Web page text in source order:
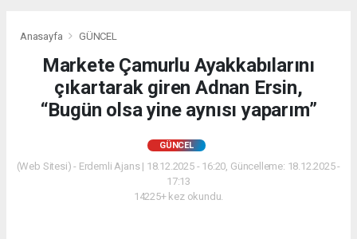
Anasayfa GÜNCEL
Markete Çamurlu Ayakkabılarını
çıkartarak giren Adnan Ersin,
“Bugün olsa yine aynısı yaparım”
GÜNCEL
(Web Sitesi) - Erdemli Ajans | 18.12.2025 - 16:20, Güncelleme: 18.12.2025 -
17:13
14225+ kez okundu.